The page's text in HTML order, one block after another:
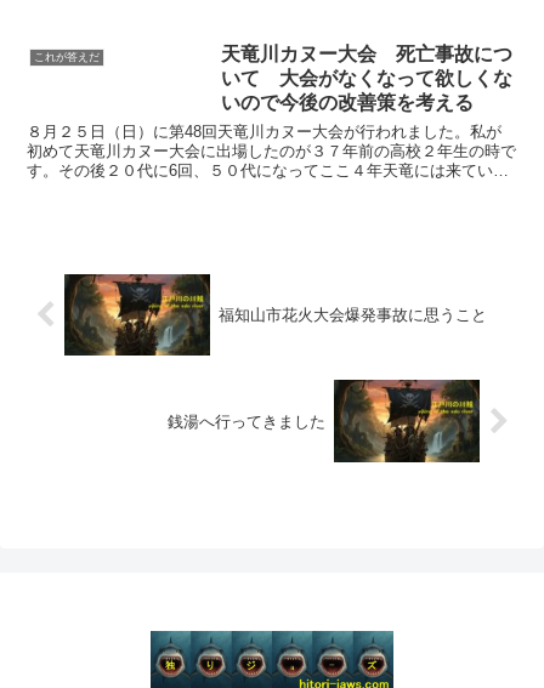
これが答えだ
天竜川カヌー大会 死亡事故につ
いて 大会がなくなって欲しくな
いので今後の改善策を考える
８月２５日（日）に第48回天竜川カヌー大会が行われました。私が
初めて天竜川カヌー大会に出場したのが３７年前の高校２年生の時で
す。その後２０代に6回、５０代になってここ４年天竜には来ている
福知山市花火大会爆発事故に思うこと
銭湯へ行ってきました